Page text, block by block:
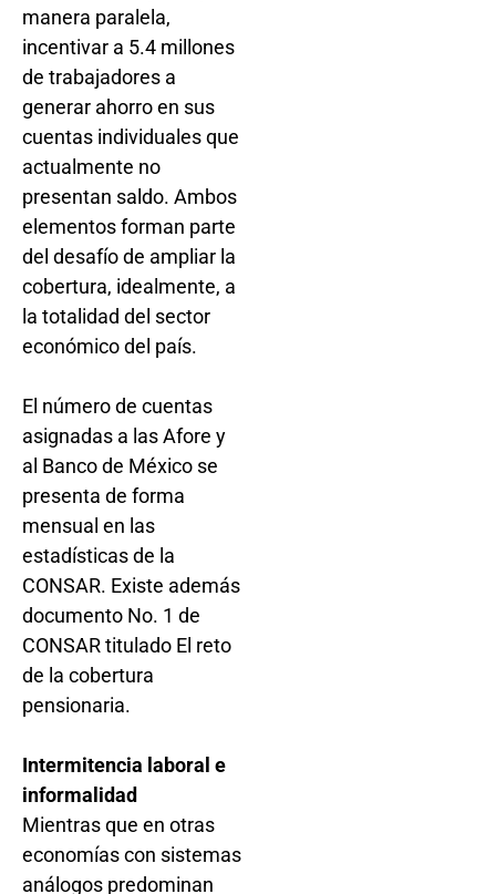
manera paralela,
incentivar a 5.4 millones
de trabajadores a
generar ahorro en sus
cuentas individuales que
actualmente no
presentan saldo. Ambos
elementos forman parte
del desafío de ampliar la
cobertura, idealmente, a
la totalidad del sector
económico del país.
El número de cuentas
asignadas a las Afore y
al Banco de México se
presenta de forma
mensual en las
estadísticas de la
CONSAR. Existe además
documento No. 1 de
CONSAR titulado El reto
de la cobertura
pensionaria.
Intermitencia laboral e
informalidad
Mientras que en otras
economías con sistemas
análogos predominan